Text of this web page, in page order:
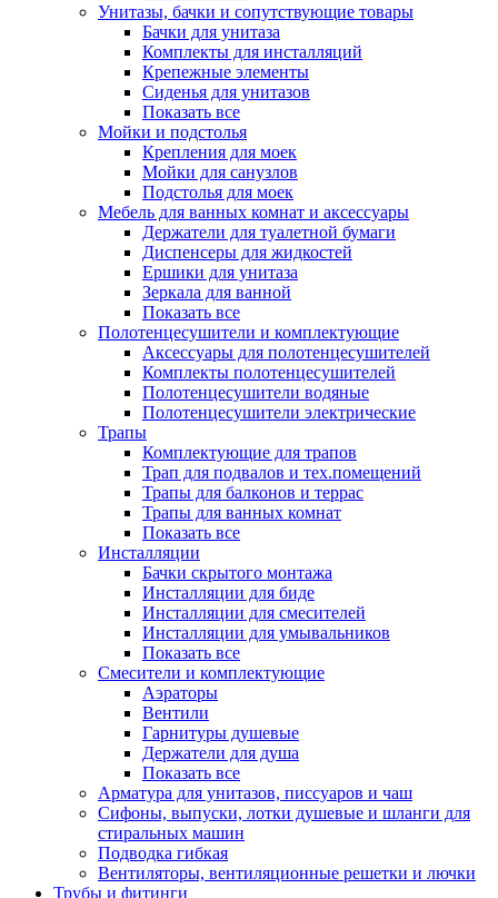
Унитазы, бачки и сопутствующие товары
Бачки для унитаза
Комплекты для инсталляций
Крепежные элементы
Сиденья для унитазов
Показать все
Мойки и подстолья
Крепления для моек
Мойки для санузлов
Подстолья для моек
Мебель для ванных комнат и аксессуары
Держатели для туалетной бумаги
Диспенсеры для жидкостей
Ершики для унитаза
Зеркала для ванной
Показать все
Полотенцесушители и комплектующие
Аксессуары для полотенцесушителей
Комплекты полотенцесушителей
Полотенцесушители водяные
Полотенцесушители электрические
Трапы
Комплектующие для трапов
Трап для подвалов и тех.помещений
Трапы для балконов и террас
Трапы для ванных комнат
Показать все
Инсталляции
Бачки скрытого монтажа
Инсталляции для биде
Инсталляции для смесителей
Инсталляции для умывальников
Показать все
Смесители и комплектующие
Аэраторы
Вентили
Гарнитуры душевые
Держатели для душа
Показать все
Арматура для унитазов, писсуаров и чаш
Сифоны, выпуски, лотки душевые и шланги для
стиральных машин
Подводка гибкая
Вентиляторы, вентиляционные решетки и лючки
Трубы и фитинги